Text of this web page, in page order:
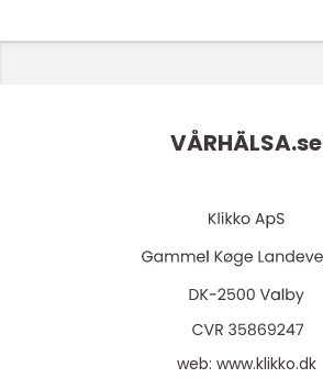
VÅRHÄLSA.se
web: www.klikko.dk